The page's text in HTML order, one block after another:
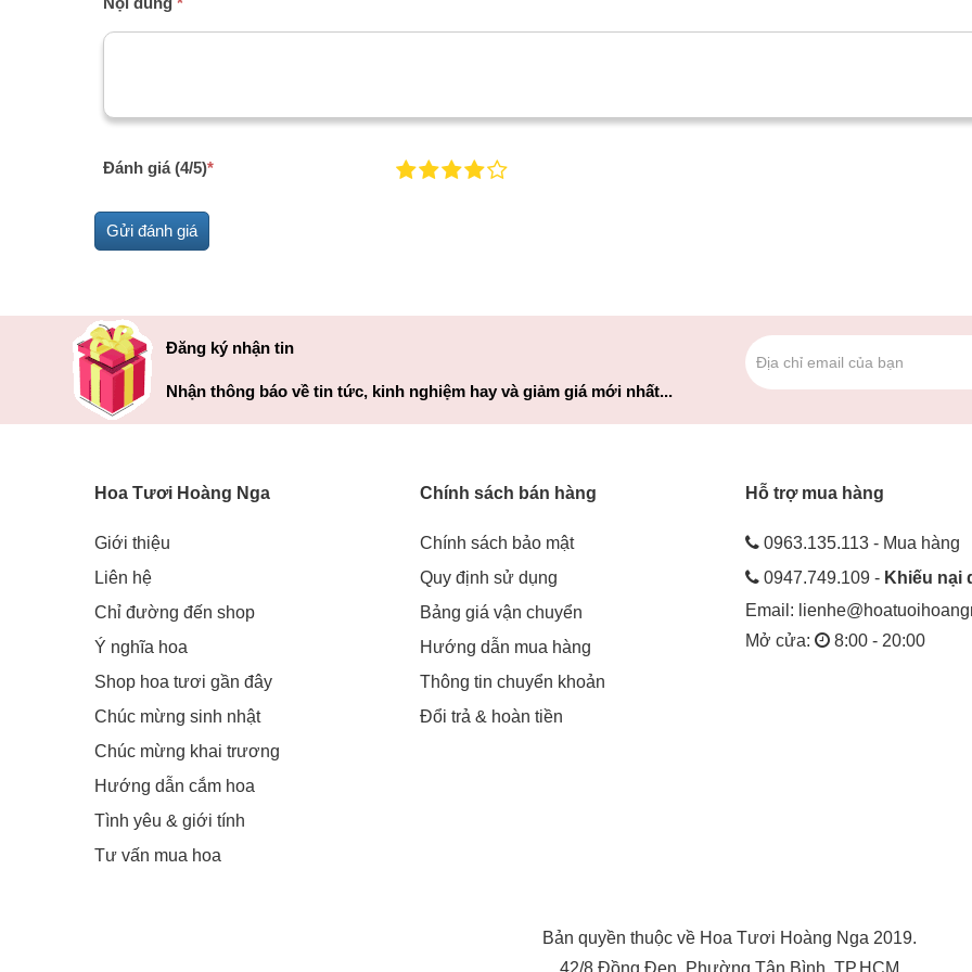
Đánh giá (4/5)*
Đăng ký nhận tin
Nhận thông báo về tin tức, kinh nghiệm hay và giảm giá mới nhất...
Hoa Tươi Hoàng Nga
Giới thiệu
Liên hệ
Chỉ đường đến shop
Ý nghĩa hoa
Shop hoa tươi gần đây
Chúc mừng sinh nhật
Chúc mừng khai trương
Hướng dẫn cắm hoa
Tình yêu & giới tính
Tư vấn mua hoa
Chính sách bán hàng
Chính sách bảo mật
Quy định sử dụng
Bảng giá vận chuyển
Hướng dẫn mua hàng
Thông tin chuyển khoản
Đổi trả & hoàn tiền
Hỗ trợ mua hàng
0963.135.113 - Mua hàng
0947.749.109 - Khiếu nại
Email:
Mở cửa:
8:00 - 20:00
Bản quyền thuộc về Hoa Tươi Hoàng Nga 2019.
42/8 Đồng Đen, Phường Tân Bình, TP.HCM